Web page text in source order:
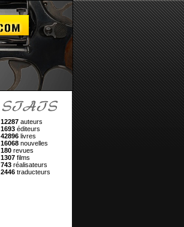
12287 auteurs
1693 éditeurs
42896 livres
16068 nouvelles
180 revues
1307 films
743 réalisateurs
2446 traducteurs